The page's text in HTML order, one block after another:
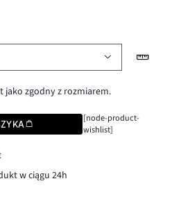
jako zgodny z rozmiarem.
[node-product-
wishlist]
w ciągu 24h